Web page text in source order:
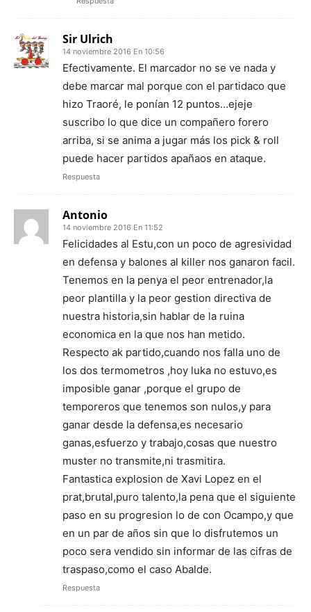
Sir Ulrich
14 noviembre 2016 En 10:56
Efectivamente. El marcador no se ve nada y
debe marcar mal porque con el partidaco que
hizo Traoré, le ponían 12 puntos…ejeje
suscribo lo que dice un compañero forero
arriba, si se anima a jugar más los pick & roll
puede hacer partidos apañaos en ataque.
Respuesta
Antonio
14 noviembre 2016 En 11:52
Felicidades al Estu,con un poco de agresividad
en defensa y balones al killer nos ganaron facil.
Tenemos en la penya el peor entrenador,la
peor plantilla y la peor gestion directiva de
nuestra historia,sin hablar de la ruina
economica en la que nos han metido.
Respecto ak partido,cuando nos falla uno de
los dos termometros ,hoy luka no estuvo,es
imposible ganar ,porque el grupo de
temporeros que tenemos son nulos,y para
ganar desde la defensa,es necesario
ganas,esfuerzo y trabajo,cosas que nuestro
muster no transmite,ni trasmitira.
Fantastica explosion de Xavi Lopez en el
prat,brutal,puro talento,la pena que el siguiente
paso en su progresion lo de con Ocampo,y que
en un par de años sin que lo disfrutemos un
poco sera vendido sin informar de las cifras de
traspaso,como el caso Abalde.
Respuesta